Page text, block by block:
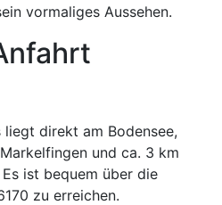
vormaliges Aussehen.
direkt am Bodensee,
und ca. 3 km
ist bequem über die
zu erreichen.